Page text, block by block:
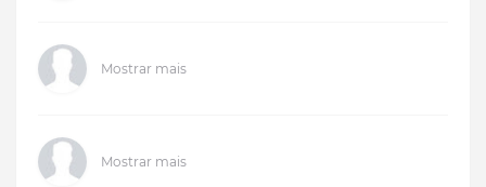
Mostrar mais
Mostrar mais